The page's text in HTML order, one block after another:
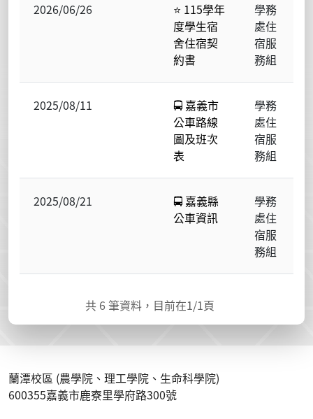
2026/06/26
⭐ 115學年
度學生宿
舍住宿契
約書
學務
處住
宿服
務組
2025/08/11
🚍 嘉義市
公車路線
圖及班次
表
學務
處住
宿服
務組
2025/08/21
🚍 嘉義縣
公車資訊
學務
處住
宿服
務組
共 6 筆資料，目前在1/1頁
蘭潭校區 (農學院、理工學院、生命科學院)
600355嘉義市鹿寮里學府路300號